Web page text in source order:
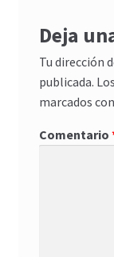
Deja
Tu dirección
publicada.
marcados con
Comentario